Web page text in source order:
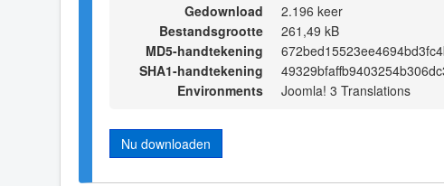
Gedownload
2.196 keer
Bestandsgrootte
261,49 kB
MD5-handtekening
SHA1-handtekening
Environments
Joomla! 3 Translations
Nu downloaden